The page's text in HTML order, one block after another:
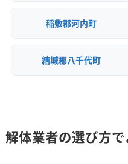
稲敷郡河内町
結城郡八千代町
解体業者の選び方